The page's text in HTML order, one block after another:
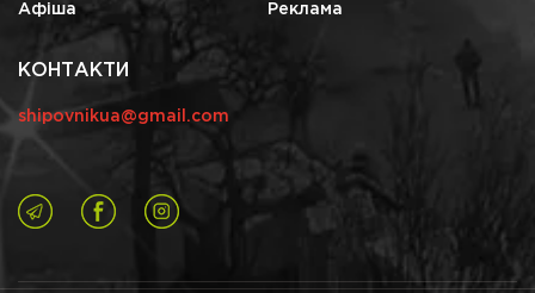
Афіша Реклама
КОНТАКТИ
shipovnikua@gmail.com